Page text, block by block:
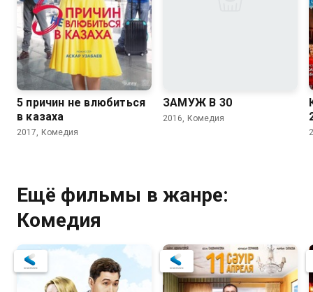
Жаныаманов,Дарига Бадыкова,Назар
Шархан,Нургул Мынгатова,,Даулет Усербай,Сабира
Жараскызы
0.6
5 причин не влюбиться
в казаха
2017, Комедия
ЗАМУЖ В 30
2016, Комедия
Ещё фильмы в жанре:
Комедия